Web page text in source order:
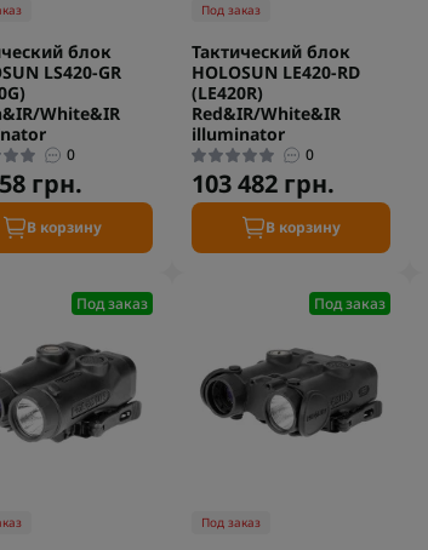
блок
LS420-GR
White&IR
0
грн.
В корзину
Под заказ
Тактический блок
HOLOSUN LE420-RD
(LE420R)
Red&IR/White&IR
illuminator
0
103 482 грн.
В корзину
Под заказ Под заказ
Под заказ